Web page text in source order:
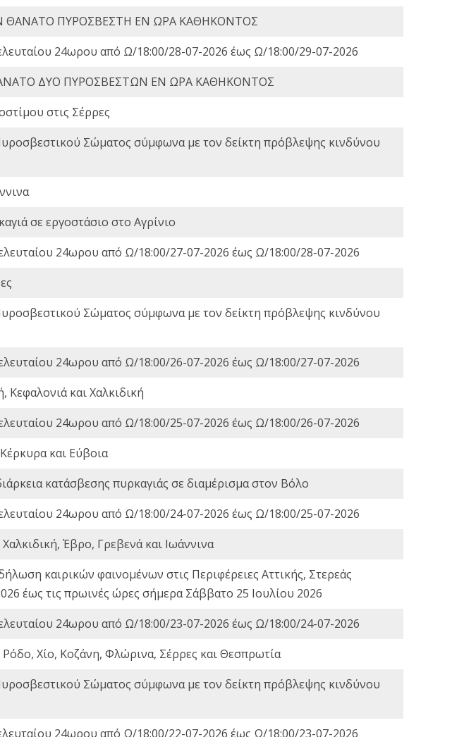
ΘΑΝΑΤΟ ΠΥΡΟΣΒΕΣΤΗ ΕΝ ΩΡΑ ΚΑΘΗΚΟΝΤΟΣ
24ωρου από Ω/18:00/28-07-2026 έως Ω/18:00/29-07-2026
ΔΥΟ ΠΥΡΟΣΒΕΣΤΩΝ ΕΝ ΩΡΑ ΚΑΘΗΚΟΝΤΟΣ
στις Σέρρες
Σώματος σύμφωνα με τον δείκτη πρόβλεψης κινδύνου
σε εργοστάσιο στο Αγρίνιο
24ωρου από Ω/18:00/27-07-2026 έως Ω/18:00/28-07-2026
Σώματος σύμφωνα με τον δείκτη πρόβλεψης κινδύνου
24ωρου από Ω/18:00/26-07-2026 έως Ω/18:00/27-07-2026
Κεφαλονιά και Χαλκιδική
24ωρου από Ω/18:00/25-07-2026 έως Ω/18:00/26-07-2026
και Εύβοια
κατάσβεσης πυρκαγιάς σε διαμέρισμα στον Βόλο
24ωρου από Ω/18:00/24-07-2026 έως Ω/18:00/25-07-2026
Έβρο, Γρεβενά και Ιωάννινα
καιρικών φαινομένων στις Περιφέρειες Αττικής, Στερεάς
έως τις πρωινές ώρες σήμερα Σάββατο 25 Ιουλίου 2026
24ωρου από Ω/18:00/23-07-2026 έως Ω/18:00/24-07-2026
Χίο, Κοζάνη, Φλώρινα, Σέρρες και Θεσπρωτία
Σώματος σύμφωνα με τον δείκτη πρόβλεψης κινδύνου
24ωρου από Ω/18:00/22-07-2026 έως Ω/18:00/23-07-2026